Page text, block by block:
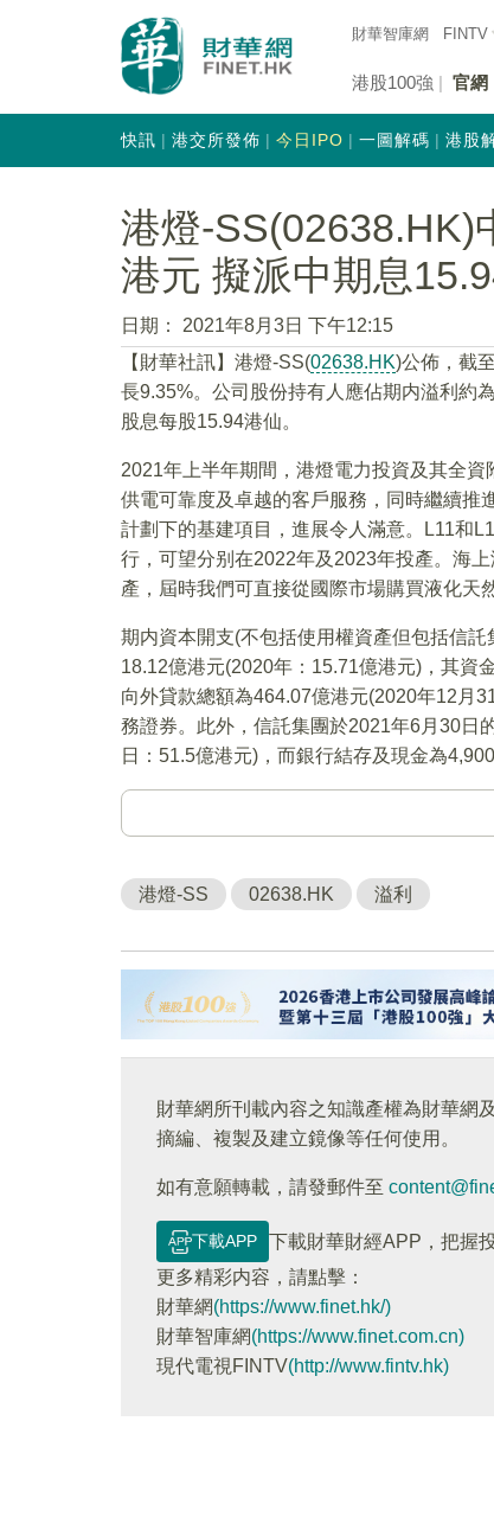
財華智庫網 FINTV
港股100強 官網
快訊 港交所發佈 今日IPO 一圖解碼 港股
港燈-SS(02638.HK)
港元 擬派中期息
日期：
2021年8月3日 下午12:15
【財華社訊】港燈-SS(02638.HK)公佈，截
長9.35%。公司股份持有人應佔期内溢利約
股息每股15.94港仙。
2021年上半年期間，港燈電力投資及其全
供電可靠度及卓越的客戶服務，同時繼續推
計劃下的基建項目，進展令人滿意。L11和
行，可望分别在2022年及2023年投產。海
產，屆時我們可直接從國際市場購買液化天
期内資本開支(不包括使用權資產但包括信
18.12億港元(2020年：15.71億港元)，其資
向外貸款總額為464.07億港元(2020年12月
務證券。此外，信託集團於2021年6月30日
日：51.5億港元)，而銀行結存及現金為
港燈-SS 02638.HK 溢利
財華網所刊載內容之知識產權為財華網
摘編、複製及建立鏡像等任何使用。
如有意願轉載，請發郵件至
下載APP
下載財華財經APP，把握
更多精彩内容，請點擊：
財華網(https://www.finet.hk/)
財華智庫網(https://www.finet.com.cn)
現代電視FINTV(http://www.fintv.hk)